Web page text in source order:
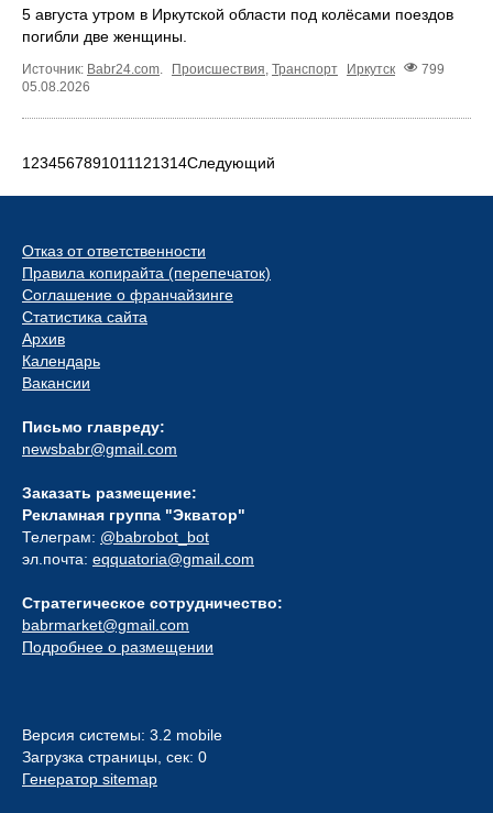
5 августа утром в Иркутской области под колёсами поездов
погибли две женщины.
Источник: Babr24.com Происшествия Транспорт Иркутск
799
05.08.2026
1 234567891011121314Следующий
Отказ от ответственности
Правила копирайта (перепечаток)
Соглашение о франчайзинге
Статистика сайта
Архив
Календарь
Вакансии
Письмо главреду:
newsbabr@gmail.com
Заказать размещение:
Рекламная группа "Экватор"
Телеграм: @babrobot_bot
эл.почта: eqquatoria@gmail.com
Стратегическое сотрудничество:
babrmarket@gmail.com
Подробнее о размещении
Версия системы: 3.2 mobile
Загрузка страницы, сек: 0
Генератор sitemap